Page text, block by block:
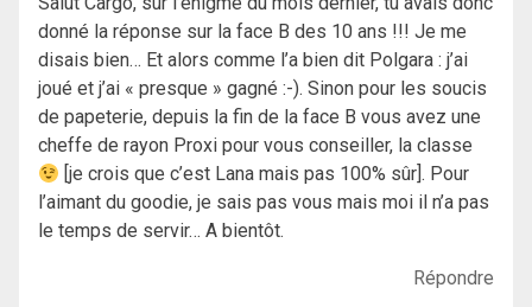
donné la réponse sur la face B des 10 ans !!! Je me
disais bien… Et alors comme l’a bien dit Polgara : j’ai
joué et j’ai « presque » gagné :-). Sinon pour les soucis
de papeterie, depuis la fin de la face B vous avez une
cheffe de rayon Proxi pour vous conseiller, la classe
[je crois que c’est Lana mais pas 100% sûr]. Pour
l’aimant du goodie, je sais pas vous mais moi il n’a pas
le temps de servir… A bientôt.
Répondre